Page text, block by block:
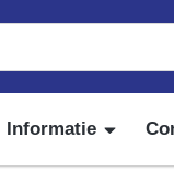
Informatie